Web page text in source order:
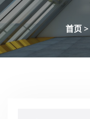
首页 >